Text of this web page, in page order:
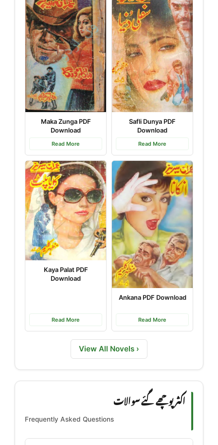
Maka Zunga PDF
Download
Read More
Safli Dunya PDF
Download
Read More
Kaya Palat PDF
Download
Read More
Ankana PDF Download
Read More
View All Novels ›
اکثر پوچھے گئے سوالات
Frequently Asked Questions